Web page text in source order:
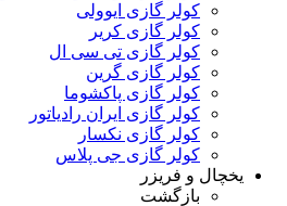
کولر گازی ایوولی
کولر گازی کریر
کولر گازی تی سی ال
کولر گازی گرین
کولر گازی پاکشوما
کولر گازی ایران رادیاتور
کولر گازی نکسار
کولر گازی جی پلاس
یخچال و فریزر
بازگشت